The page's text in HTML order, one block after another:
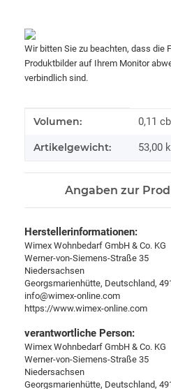
Wir bitten Sie zu beachten, dass die
Produktbilder auf Ihrem Monitor
verbindlich sind.
Produkteigenschaft
Wert
Volumen: 0,11
Artikelgewicht: 53,00
Angaben zur
Herstellerinformationen:
Wimex Wohnbedarf GmbH & Co. KG
Werner-von-Siemens-Straße 35
Niedersachsen
Georgsmarienhütte, Deutschland,
info@wimex-online.com
https://www.wimex-online.com
verantwortliche Person:
Wimex Wohnbedarf GmbH & Co. KG
Werner-von-Siemens-Straße 35
Niedersachsen
Georgsmarienhütte, Deutschland,